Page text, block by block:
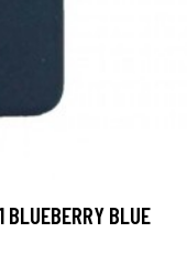
BLUEBERRY BLUE